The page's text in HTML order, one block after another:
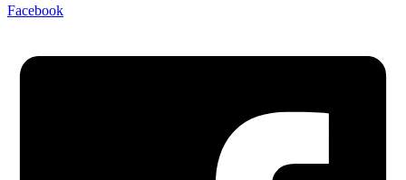
Facebook